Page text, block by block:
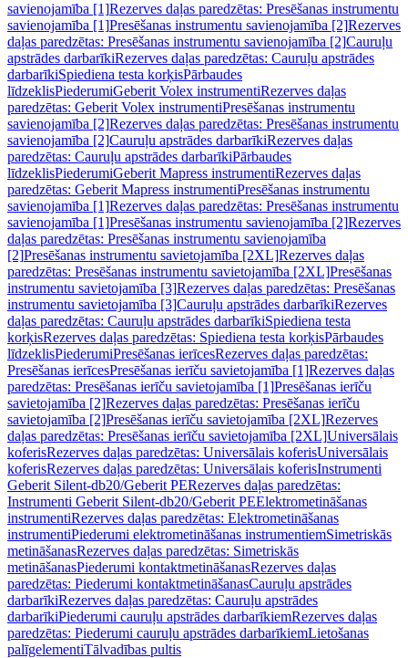
savienojamība [1]Rezerves daļas paredzētas: Presēšanas instrumentu
savienojamība [1]Presēšanas instrumentu savienojamība [2]Rezerves
daļas paredzētas: Presēšanas instrumentu savienojamība [2]Cauruļu
apstrādes darbarīkiRezerves daļas paredzētas: Cauruļu apstrādes
darbarīkiSpiediena testa korķisPārbaudes
līdzeklisPiederumiGeberit Volex instrumentiRezerves daļas
paredzētas: Geberit Volex instrumentiPresēšanas instrumentu
savienojamība [2]Rezerves daļas paredzētas: Presēšanas instrumentu
savienojamība [2]Cauruļu apstrādes darbarīkiRezerves daļas
paredzētas: Cauruļu apstrādes darbarīkiPārbaudes
līdzeklisPiederumiGeberit Mapress instrumentiRezerves daļas
paredzētas: Geberit Mapress instrumentiPresēšanas instrumentu
savienojamība [1]Rezerves daļas paredzētas: Presēšanas instrumentu
savienojamība [1]Presēšanas instrumentu savienojamība [2]Rezerves
daļas paredzētas: Presēšanas instrumentu savienojamība
[2]Presēšanas instrumentu savietojamība [2XL]Rezerves daļas
paredzētas: Presēšanas instrumentu savietojamība [2XL]Presēšanas
instrumentu savietojamība [3]Rezerves daļas paredzētas: Presēšanas
instrumentu savietojamība [3]Cauruļu apstrādes darbarīkiRezerves
daļas paredzētas: Cauruļu apstrādes darbarīkiSpiediena testa
korķisRezerves daļas paredzētas: Spiediena testa korķisPārbaudes
līdzeklisPiederumiPresēšanas ierīcesRezerves daļas paredzētas:
Presēšanas ierīcesPresēšanas ierīču savietojamība [1]Rezerves daļas
paredzētas: Presēšanas ierīču savietojamība [1]Presēšanas ierīču
savietojamība [2]Rezerves daļas paredzētas: Presēšanas ierīču
savietojamība [2]Presēšanas ierīču savietojamība [2XL]Rezerves
daļas paredzētas: Presēšanas ierīču savietojamība [2XL]Universālais
koferisRezerves daļas paredzētas: Universālais koferisUniversālais
koferisRezerves daļas paredzētas: Universālais koferisInstrumenti
Geberit Silent-db20/Geberit PERezerves daļas paredzētas:
Instrumenti Geberit Silent-db20/Geberit PEElektrometināšanas
instrumentiRezerves daļas paredzētas: Elektrometināšanas
instrumentiPiederumi elektrometināšanas instrumentiemSimetriskās
metināšanasRezerves daļas paredzētas: Simetriskās
metināšanasPiederumi kontaktmetināšanasRezerves daļas
paredzētas: Piederumi kontaktmetināšanasCauruļu apstrādes
darbarīkiRezerves daļas paredzētas: Cauruļu apstrādes
darbarīkiPiederumi cauruļu apstrādes darbarīkiemRezerves daļas
paredzētas: Piederumi cauruļu apstrādes darbarīkiemLietošanas
palīgelementiTālvadības pultis